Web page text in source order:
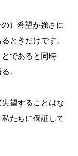
）希望が強さに
ときだけです。
とであると同時
。
望することはな
たちに保証して